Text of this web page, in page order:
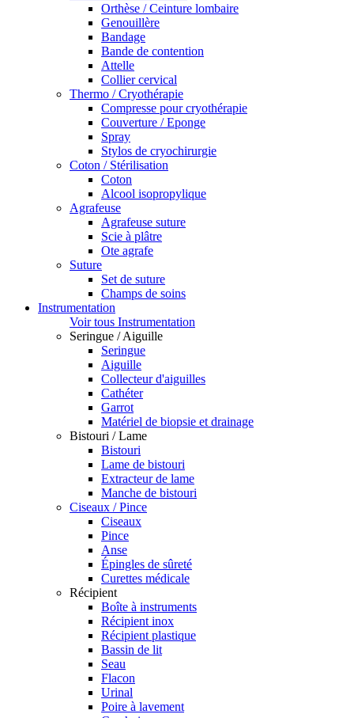
Orthèse / Ceinture lombaire
Genouillère
Bandage
Bande de contention
Attelle
Collier cervical
Thermo / Cryothérapie
Compresse pour cryothérapie
Couverture / Eponge
Spray
Stylos de cryochirurgie
Coton / Stérilisation
Coton
Alcool isopropylique
Agrafeuse
Agrafeuse suture
Scie à plâtre
Ote agrafe
Suture
Set de suture
Champs de soins
Instrumentation
Voir tous Instrumentation
Seringue / Aiguille
Seringue
Aiguille
Collecteur d'aiguilles
Cathéter
Garrot
Matériel de biopsie et drainage
Bistouri / Lame
Bistouri
Lame de bistouri
Extracteur de lame
Manche de bistouri
Ciseaux / Pince
Ciseaux
Pince
Anse
Épingles de sûreté
Curettes médicale
Récipient
Boîte à instruments
Récipient inox
Récipient plastique
Bassin de lit
Seau
Flacon
Urinal
Poire à lavement